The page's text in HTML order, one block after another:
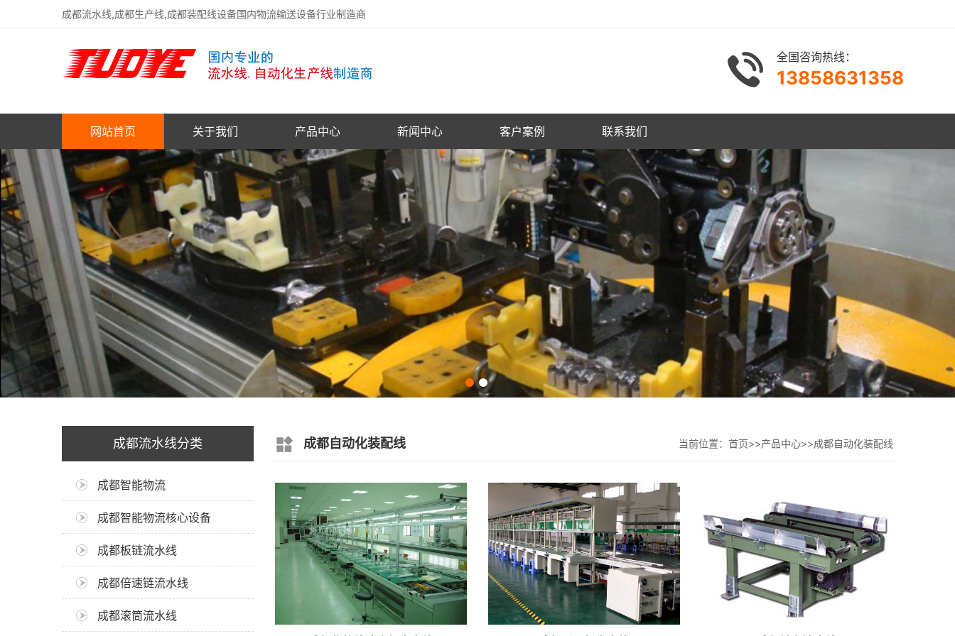
成都流水线,成都生产线,成都装配线设备国内物流输送设备行业制造商
全国咨询热线：
13858631358
网站首页 关于我们 产品中心 新闻中心 客户案例 联系我们
成都流水线分类
成都智能物流
成都智能物流核心设备
成都板链流水线
成都倍速链流水线
成都滚筒流水线
成都自动化装配线 当前位置： 首页>>产品中心>>成都自动化装配线